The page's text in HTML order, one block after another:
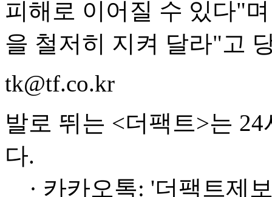
피해로 이어질 수 있다"
을 철저히 지켜 달라"고
tk@tf.co.kr
발로 뛰는 <더팩트>는
다.
· 카카오톡: '더팩트제